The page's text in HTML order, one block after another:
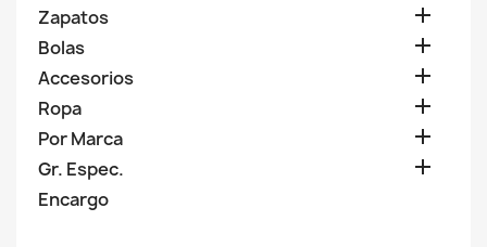
Zapatos 
Bolas 
Accesorios 
Ropa 
Por Marca 
Gr. Espec. 
Encargo